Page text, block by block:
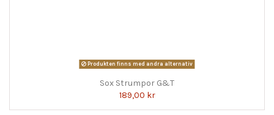
Produkten finns med andra alternativ
Sox Strumpor G&T
189,00 kr